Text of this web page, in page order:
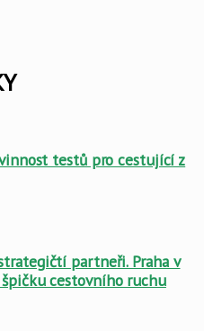
testů pro cestující z
partneři. Praha v
cestovního ruchu